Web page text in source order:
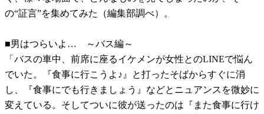
の“証言”を集めてみた（編集部調べ）。
■男はつらいよ… ～バス編～
「バスの車中、前席に座るイケメンが女性とのLINEで悩ん
でいた。『食事に行こうよ♪』と打ったそばからすぐに消
し、『食事にでも行きましょう』などとニュアンスを微妙に
変えている。そしてついに彼が送ったのは『また食事に行け